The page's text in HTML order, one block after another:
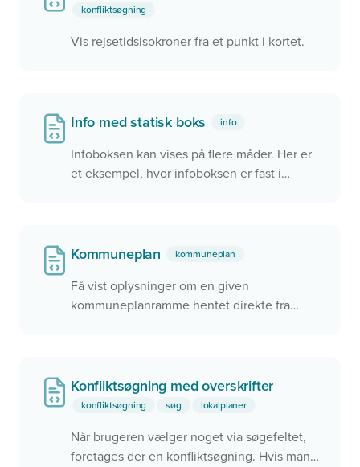
konfliktsøgning
Vis rejsetidsisokroner fra et punkt i kortet.
Info med statisk boks info
Infoboksen kan vises på flere måder. Her er
et eksempel, hvor infoboksen er fast i
Kommuneplan kommuneplan
Få vist oplysninger om en given
kommuneplanramme hentet direkte fra
vise en hvilken som helst
kommunplanramme.
Konfliktsøgning med overskrifter
konfliktsøgning søg lokalplaner
Når brugeren vælger noget via søgefeltet,
foretages der en konfliktsøgning. Hvis man